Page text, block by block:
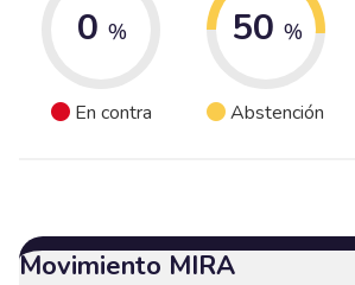
0 %
En contra
50 %
Abstención
Movimiento MIRA